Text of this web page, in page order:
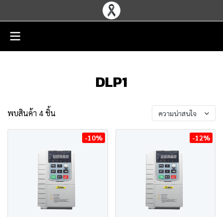
DLP1
พบสินค้า 4 ชิ้น ความน่าสนใจ
-10% -12%